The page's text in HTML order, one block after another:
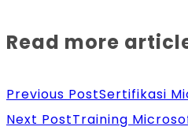
Read more
Previous PostSertifikasi
Next PostTraining